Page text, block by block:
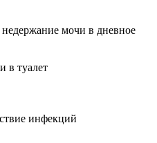
мочи в дневное
в туалет
инфекций